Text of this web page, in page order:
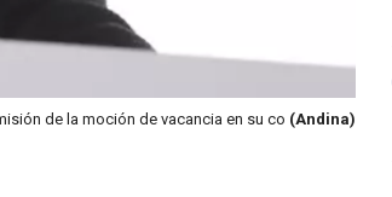
de la moción de vacancia en su co (Andina)